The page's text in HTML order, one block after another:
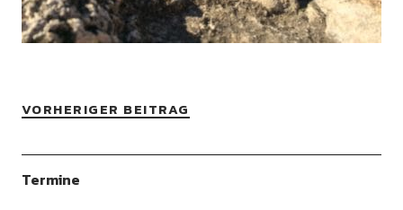
VORHERIGER BEITRAG
Termine